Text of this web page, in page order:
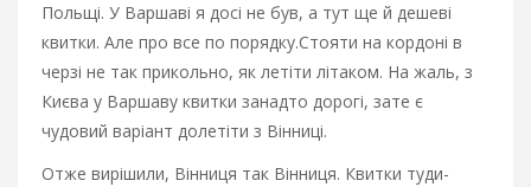
Польщі. У Варшаві я досі не був, а тут ще й дешеві
квитки. Але про все по порядку.Стояти на кордоні в
черзі не так прикольно, як летіти літаком. На жаль, з
Києва у Варшаву квитки занадто дорогі, зате є
чудовий варіант долетіти з Вінниці.
Отже вирішили, Вінниця так Вінниця. Квитки туди-